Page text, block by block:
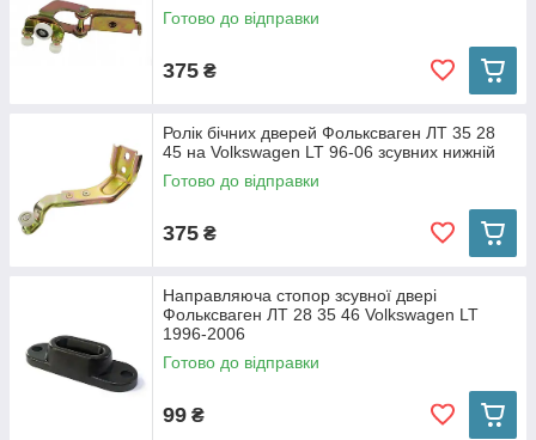
Готово до відправки
375 ₴
Ролік бічних дверей Фольксваген ЛТ 35 28
45 на Volkswagen LT 96-06 зсувних нижній
Готово до відправки
375 ₴
Направляюча стопор зсувної двері
Фольксваген ЛТ 28 35 46 Volkswagen LT
1996-2006
Готово до відправки
99 ₴